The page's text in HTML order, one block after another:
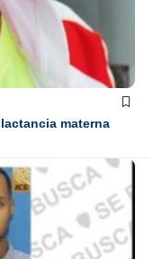
materna